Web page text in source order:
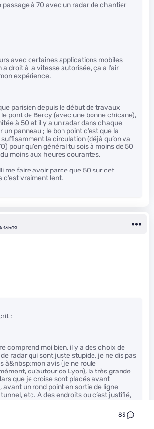
83
passage à 70 avec un radar de chantier
avec certaines applications mobiles
a droit à la vitesse autorisée, ça a l’air
expérience.
parisien depuis le début de travaux
pont de Bercy (avec une bonne chicane),
à 50 et il y a un radar dans chaque
un panneau ; le bon point c’est que la
la circulation (déjà qu’on va
pour qu’en général tu sois à moins de 50
moins aux heures courantes.
me faire avoir parce que 50 sur cet
c’est vraiment lent.
16h09
:
comprend moi bien, il y a des choix de
radar qui sont juste stupide, je ne dis pas
à&nbsp;mon avis (je ne roule
qu’autour de Lyon), la très grande
que je croise sont placés avant
avant un rond point en sortie de ligne
etc. A des endroits ou c’est justifié,